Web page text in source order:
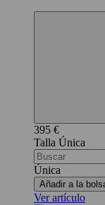
395 €
Única
Única
Añadir a la
Ver artículo